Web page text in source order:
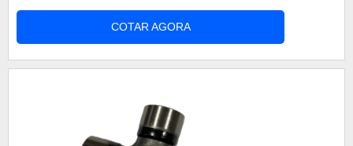
melhor desempenho do moto do automóvel.
Reunindo características essenciais como por
exemplo: Precisão dos orifícios de injeção;
COTAR AGORA